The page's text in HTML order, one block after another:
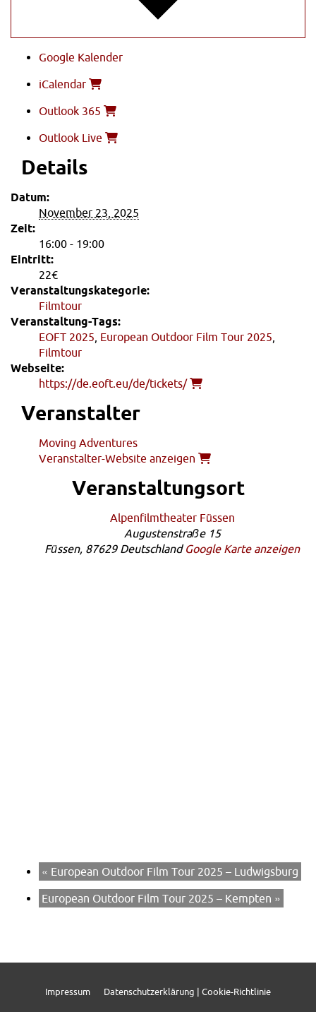
Google Kalender
iCalendar
Outlook 365
Outlook Live
Details
Datum:
November 23, 2025
Zeit:
16:00 - 19:00
Eintritt:
22€
Veranstaltungskategorie:
Filmtour
Veranstaltung-Tags:
EOFT 2025 European Outdoor Film Tour 2025
Filmtour
Webseite:
https://de.eoft.eu/de/tickets/
Veranstalter
Moving Adventures
Veranstalter-Website anzeigen
Veranstaltungsort
Alpenfilmtheater Füssen
Augustenstraße 15
Füssen, 87629 Deutschland Google Karte anzeigen
« European Outdoor Film Tour 2025 – Ludwigsburg
European Outdoor Film Tour 2025 – Kempten »
Impressum Datenschutzerklärung | Cookie-Richtlinie